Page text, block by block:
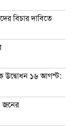
বিচার দাবিতে
উদ্বোধন ১৬ আগস্ট:
জনের